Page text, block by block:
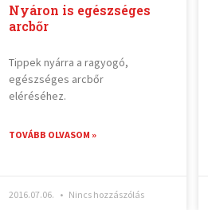
Nyáron is egészséges
arcbőr
Tippek nyárra a ragyogó,
egészséges arcbőr
eléréséhez.
TOVÁBB OLVASOM »
2016.07.06. Nincs hozzászólás